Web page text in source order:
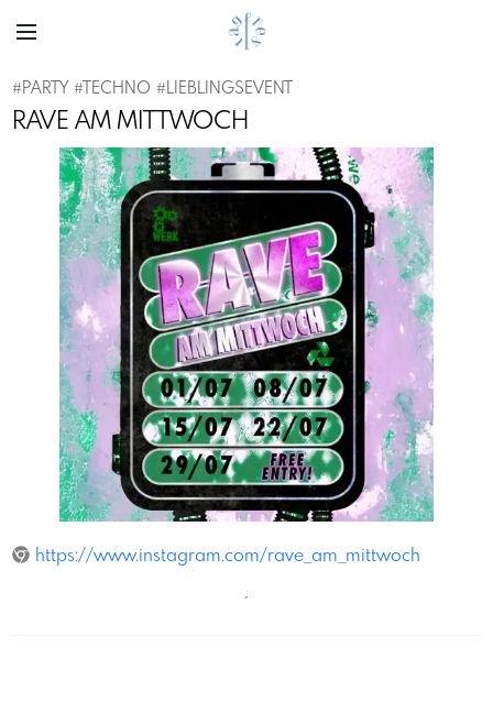
#PARTY # TECHNO #LIEBLINGSEVENT
RAVE AM MITTWOCH
Previous Next
https://www.instagram.com/rave_am_mittwoch
´